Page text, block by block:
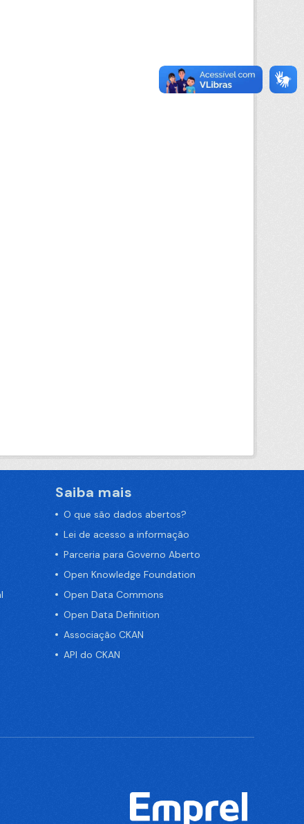
Saiba mais
O que são dados abertos?
Lei de acesso a informação
Parceria para Governo Aberto
Open Knowledge Foundation
Open Data Commons
Open Data Definition
Associação CKAN
API do CKAN